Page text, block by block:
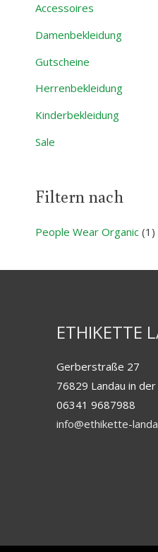
s
Accessoires
Damenbekleidung
Gutscheine
Herrenbekleidung
Kinderbekleidung
Sale
Filtern nach
People Wear Organic (1)
ETHIKETTE
Gerberstraße 27
76829 Landau in
06341 9687988
info@ethikette-